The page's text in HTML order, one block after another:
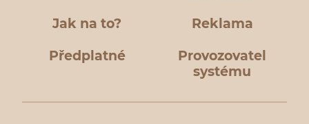
Jak na to? Reklama
Předplatné
Provozovatel
systému